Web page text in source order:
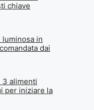
chiave
in
dai
3 alimenti
per iniziare la